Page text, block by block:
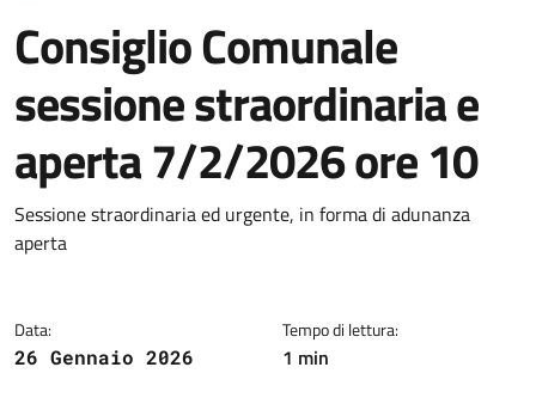
Consiglio Comunale
sessione straordinaria e
aperta 7/2/2026 ore 10
Dettagli della notizia
Sessione straordinaria ed urgente, in forma di adunanza
aperta
Data:
26 Gennaio 2026
Tempo di lettura:
1 min